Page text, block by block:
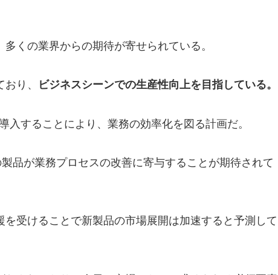
くの業界からの期待が寄せられている。
り、 ビジネスシーンでの生産性向上を目指している。
することにより、業務の効率化を図る計画だ。
品が業務プロセスの改善に寄与することが期待されて
受けることで新製品の市場展開は加速すると予測して